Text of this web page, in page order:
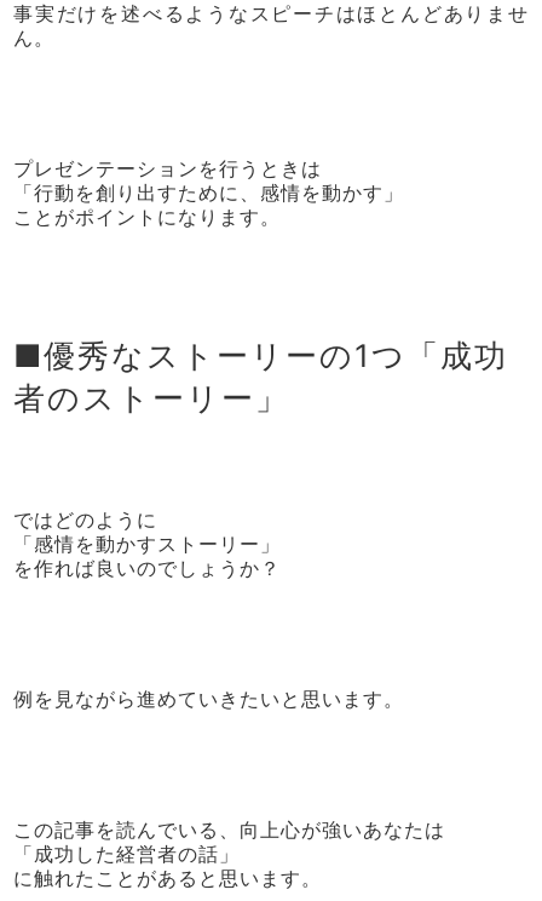
事実だけを述べるようなスピーチはほとんどありませ
ん。
プレゼンテーションを行うときは
「行動を創り出すために、感情を動かす」
ことがポイントになります。
■優秀なストーリーの1つ「成功
者のストーリー」
ではどのように
「感情を動かすストーリー」
を作れば良いのでしょうか？
例を見ながら進めていきたいと思います。
この記事を読んでいる、向上心が強いあなたは
「成功した経営者の話」
に触れたことがあると思います。